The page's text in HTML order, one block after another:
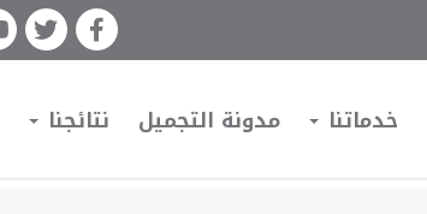
خدماتنا مدونة التجميل نتائجنا